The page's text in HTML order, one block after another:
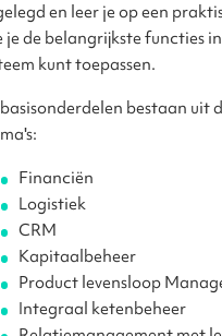
en leer je op een
je de belangrijkste functies
kunt toepassen.
bestaan uit
Financiën
Logistiek
CRM
Kapitaalbeheer
Product levensloop
Integraal ketenbeheer